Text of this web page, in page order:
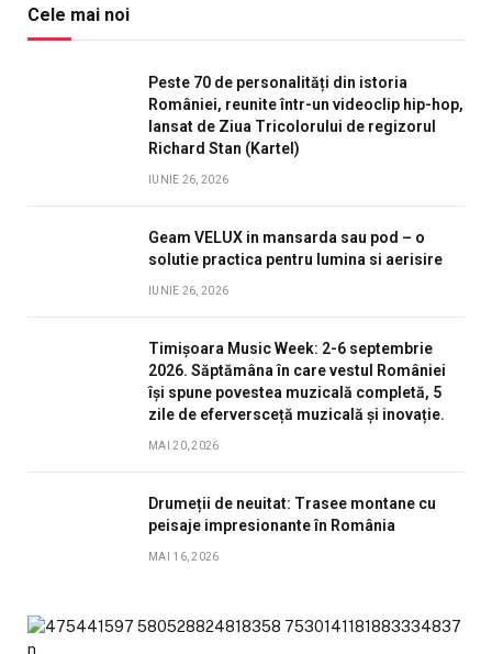
Cele mai noi
Peste 70 de personalități din istoria
României, reunite într-un videoclip hip-hop,
lansat de Ziua Tricolorului de regizorul
Richard Stan (Kartel)
IUNIE 26, 2026
Geam VELUX in mansarda sau pod – o
solutie practica pentru lumina si aerisire
IUNIE 26, 2026
Timișoara Music Week: 2-6 septembrie
2026. Săptămâna în care vestul României
își spune povestea muzicală completă, 5
zile de eferversceță muzicală și inovație.
MAI 20, 2026
Drumeții de neuitat: Trasee montane cu
peisaje impresionante în România
MAI 16, 2026